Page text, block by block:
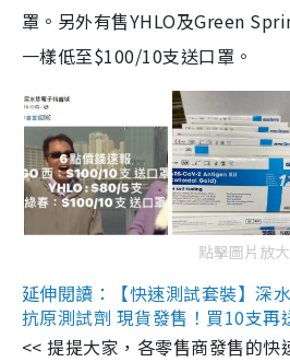
罩。另外有售YHLO及Green
一樣低至$100/10支送口罩。
點擊圖片放大
延伸閱讀：【快速測試套裝】深
抗原測試劑 現貨發售！買10支再
<< 提提大家，各零售商發售的快